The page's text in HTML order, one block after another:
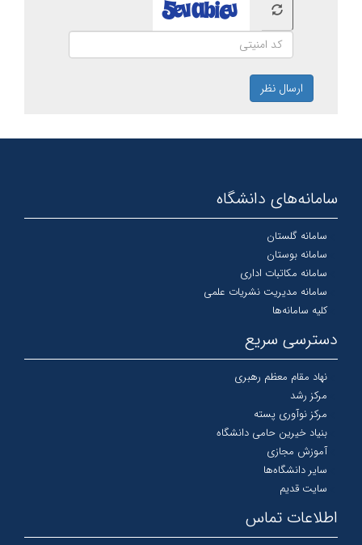
ارسال نظر
سامانه‌های دانشگاه
سامانه گلستان
سامانه بوستان
سامانه مکاتبات اداری
سامانه مدیریت نشریات علمی
کلیه سامانه‌ها
دسترسی سریع
نهاد مقام معظم رهبری
مرکز رشد
مرکز نوآوری پسته
بنیاد خیرین حامی دانشگاه
آموزش مجازی
سایر دانشگاه‌ها
سایت قدیم
اطلاعات تماس